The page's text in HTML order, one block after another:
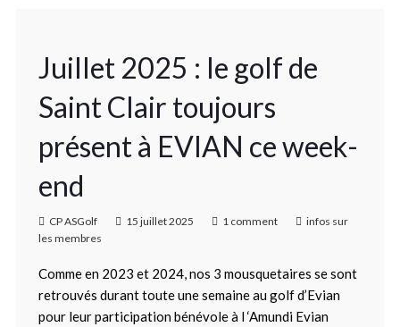
Juillet 2025 : le golf de
Saint Clair toujours
présent à EVIAN ce week-
end
CP ASGolf 15 juillet 2025 1 comment
infos sur
les membres
Comme en 2023 et 2024, nos 3 mousquetaires se sont
retrouvés durant toute une semaine au golf d’Evian
pour leur participation bénévole à l ‘Amundi Evian